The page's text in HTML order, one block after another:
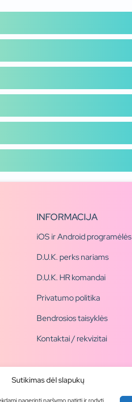
Sutikimas dėl slapukų
pagerinti naršymo patirtį ir rodyti
INFORMACIJA
iOS ir Android programėlės
D.U.K. perks nariams
D.U.K. HR komandai
Privatumo politika
Bendrosios taisyklės
Kontaktai / rekvizitai